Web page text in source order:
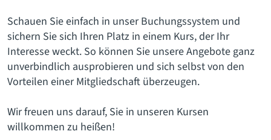
Schauen Sie einfach in unser Buchungssystem und
sichern Sie sich Ihren Platz in einem Kurs, der Ihr
Interesse weckt. So können Sie unsere Angebote ganz
unverbindlich ausprobieren und sich selbst von den
Vorteilen einer Mitgliedschaft überzeugen.
Wir freuen uns darauf, Sie in unseren Kursen
willkommen zu heißen!